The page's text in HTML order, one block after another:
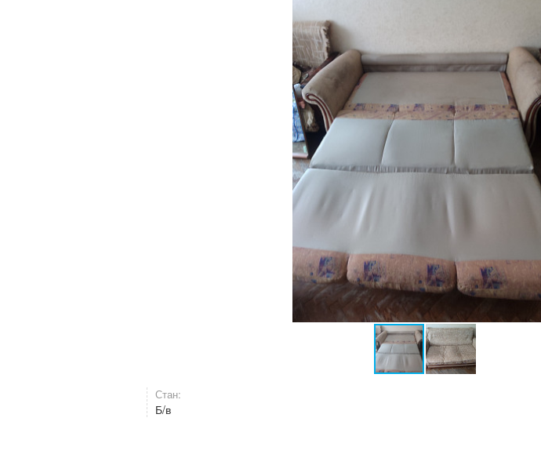
Стан:
Б/в